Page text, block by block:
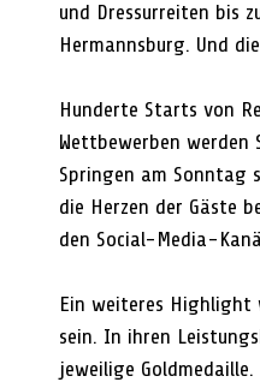
und Dressurreiten bis
Hermannsburg. Und
Hunderte Starts von
Wettbewerben
Springen am Sonntag
die Herzen der Gäste
den Social-Media-
Ein weiteres Highlight
sein. In ihren
jeweilige